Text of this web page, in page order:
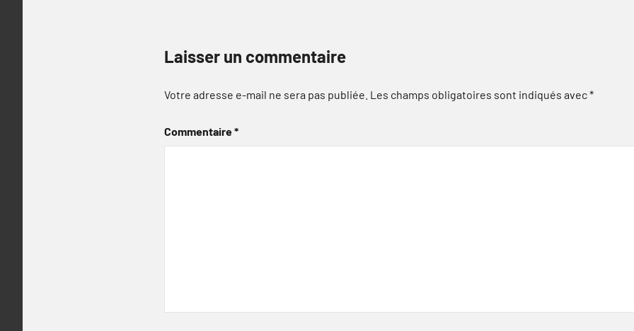
Laisser un commentaire
Votre adresse e-mail ne sera pas publiée. Les champs obligatoires sont indiqués avec*
Commentaire*